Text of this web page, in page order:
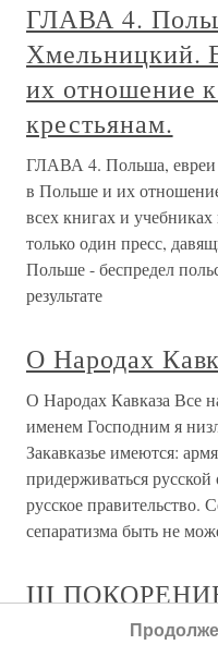
ГЛАВА 4.
Хмельницкий.
их отношение
крестьянам.
ГЛАВА 4. Польша, евреи
в Польше и их
всех книгах и
только один пресс,
Польше - беспредел
результате
О Народах
О Народах Кавказа Все
именем Господним я
Закавказье имеются:
придерживаться
русское правительство.
сепаратизма быть не
III
III ПОКОРЕНИЕ